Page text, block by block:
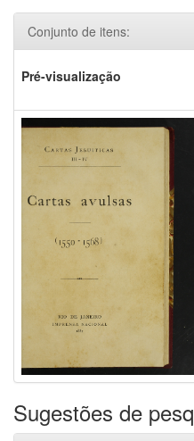
Conjunto de itens:
Pré-visualização
Sugestões de